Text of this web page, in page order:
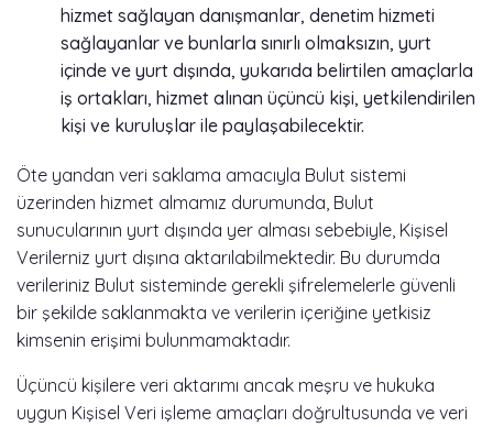
hizmet sağlayan danışmanlar, denetim hizmeti
sağlayanlar ve bunlarla sınırlı olmaksızın, yurt
içinde ve yurt dışında, yukarıda belirtilen amaçlarla
iş ortakları, hizmet alınan üçüncü kişi, yetkilendirilen
kişi ve kuruluşlar ile paylaşabilecektir.
Öte yandan veri saklama amacıyla Bulut sistemi
üzerinden hizmet almamız durumunda, Bulut
sunucularının yurt dışında yer alması sebebiyle, Kişisel
Verilerniz yurt dışına aktarılabilmektedir. Bu durumda
verileriniz Bulut sisteminde gerekli şifrelemelerle güvenli
bir şekilde saklanmakta ve verilerin içeriğine yetkisiz
kimsenin erişimi bulunmamaktadır.
Üçüncü kişilere veri aktarımı ancak meşru ve hukuka
uygun Kişisel Veri işleme amaçları doğrultusunda ve veri